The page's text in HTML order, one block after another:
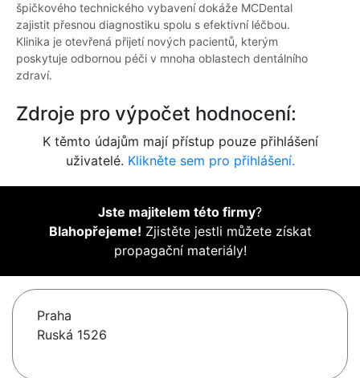
špičkového technického vybavení dokáže MCDental
zajistit přesnou diagnostiku spolu s efektivní léčbou.
Klinika je otevřená přijetí nových pacientů, kterým
poskytuje odbornou péči v mnoha oblastech dentálního
zdraví.
Zdroje pro výpočet hodnocení:
K těmto údajům mají přístup pouze přihlášení
uživatelé. Klikněte sem pro přihlášení.
Jste majitelem této firmy?
Blahopřejeme! Zjistěte jestli můžete získat
propagační materiály!
Praha
Ruská 1526